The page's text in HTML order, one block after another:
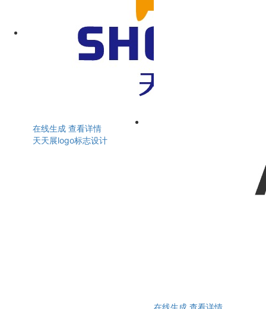
在线生成 查看详情
天天展logo标志设计